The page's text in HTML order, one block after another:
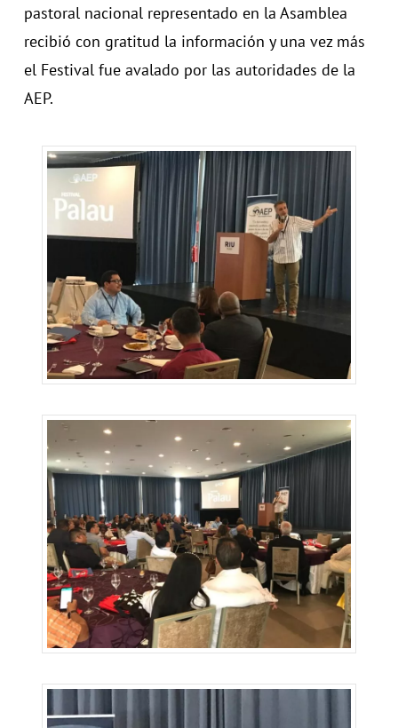
pastoral nacional representado en la Asamblea
recibió con gratitud la información y una vez más
el Festival fue avalado por las autoridades de la
AEP.